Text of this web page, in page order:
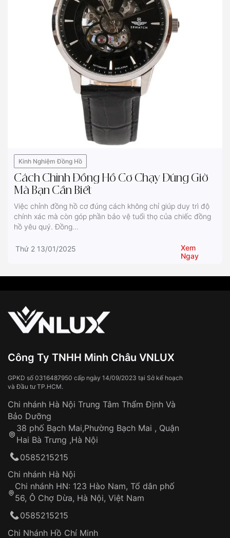
Kinh Nghiệm Đồng Hồ
Cách Chỉnh Đồng Hồ Cơ Chạy Đúng Giờ
Mà Bạn Cần Biết
Việc chỉnh đồng hồ cơ đúng cách không chỉ giúp duy trì độ
chính xác mà còn góp phần bảo vệ tuổi thọ của chiếc đồng
hồ yêu quý. Đồng...
Thứ 2 13/01/2025
Xem
Ngay
Công Ty TNHH Minh Châu VNLUX
GPKD số 0316487950 cấp ngày 14/09/2023 tại Sở kế hoạch
và Đầu tư TP.HCM.
Chi nhánh Hà Nội Trung Tâm Thẩm Định Và
Bảo Dưỡng
38 phố Bạch Mai,Phường Bạch Mai , Quận
Hai Bà Trưng ,Hà Nội
0585215215
Chi nhánh Hà Nội
Chi nhánh HN: 123 Hào Nam, Tổ dân phố
56, Ô Chợ Dừa, Hà Nội, Việt Nam
0585215215
Chi Nhánh Hồ Chí Minh